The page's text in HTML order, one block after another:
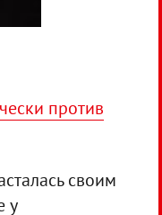
против
своим
у